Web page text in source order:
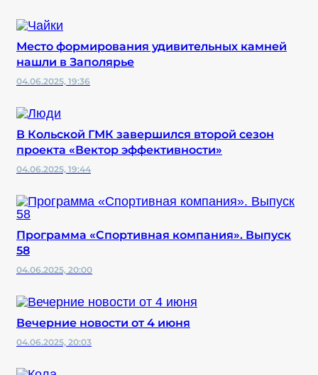
Место формирования удивительных камней
нашли в Заполярье
04.06.2025, 19:36
В Кольской ГМК завершился второй сезон
проекта «Вектор эффективности»
04.06.2025, 19:44
Программа «Спортивная компания». Выпуск
58
04.06.2025, 20:00
Вечерние новости от 4 июня
04.06.2025, 20:03